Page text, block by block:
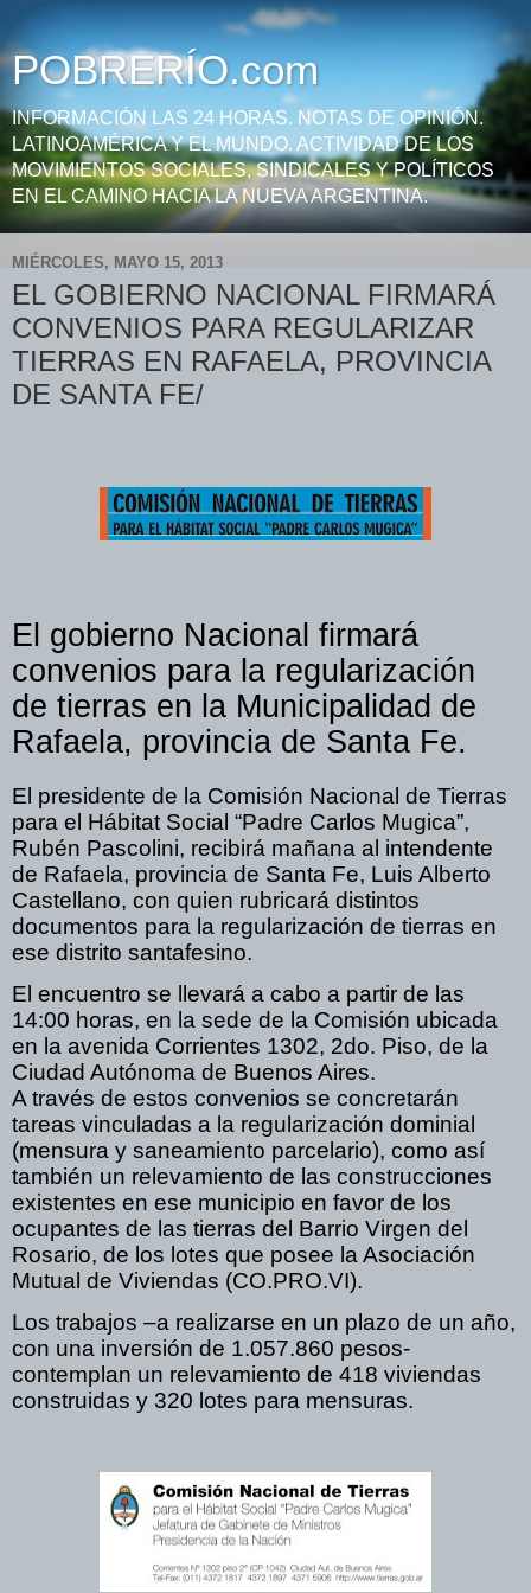
POBRERÍO.com
INFORMACIÓN LAS 24 HORAS. NOTAS DE OPINIÓN.
LATINOAMÉRICA Y EL MUNDO. ACTIVIDAD DE LOS
MOVIMIENTOS SOCIALES, SINDICALES Y POLÍTICOS
EN EL CAMINO HACIA LA NUEVA ARGENTINA.
MIÉRCOLES, MAYO 15, 2013
EL GOBIERNO NACIONAL FIRMARÁ
CONVENIOS PARA REGULARIZAR
TIERRAS EN RAFAELA, PROVINCIA
DE SANTA FE/
El gobierno Nacional firmará
convenios para la regularización
de tierras en la Municipalidad de
Rafaela, provincia de Santa Fe.
El presidente de la Comisión Nacional de Tierras
para el Hábitat Social “Padre Carlos Mugica”,
Rubén Pascolini, recibirá mañana al intendente
de Rafaela, provincia de Santa Fe, Luis Alberto
Castellano, con quien rubricará distintos
documentos para la regularización de tierras en
ese distrito santafesino.
El encuentro se llevará a cabo a partir de las
14:00 horas, en la sede de la Comisión ubicada
en la avenida Corrientes 1302, 2do. Piso, de la
Ciudad Autónoma de Buenos Aires.
A través de estos convenios se concretarán
tareas vinculadas a la regularización dominial
(mensura y saneamiento parcelario), como así
también un relevamiento de las construcciones
existentes en ese municipio en favor de los
ocupantes de las tierras del Barrio Virgen del
Rosario, de los lotes que posee la Asociación
Mutual de Viviendas (CO.PRO.VI).
Los trabajos –a realizarse en un plazo de un año,
con una inversión de 1.057.860 pesos-
contemplan un relevamiento de 418 viviendas
construidas y 320 lotes para mensuras.